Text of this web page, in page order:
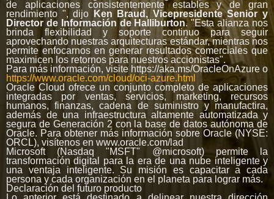
de aplicaciones consistentemente estables y de gran
rendimiento ", dijo
Ken Braud, Vicepresidente Senior y
Director de Información de Halliburton. "Esta alianza nos
brinda flexibilidad y soporte continuo para seguir
aprovechando nuestras arquitecturas estándar, mientras nos
permite enfocarnos en generar resultados comerciales que
maximicen los retornos para nuestros accionistas".
Para más información, visite https://aka.ms/OracleOnAzure o
https://www.oracle.com/cloud/oci-azure.html
Oracle Cloud ofrece un conjunto completo de aplicaciones
integradas por ventas, servicios, marketing, recursos
humanos, finanzas, cadena de suministro y manufactira,
además de una infraestructura altamente automatizada y
segura de Generación 2 con la base de datos autónoma de
Oracle. Para obtener más información sobre Oracle (NYSE:
ORCL), visítenos en www.oracle.com/lad
Microsoft (Nasdaq "MSFT" @microsoft) permite la
transformación digital para la era de una nube inteligente y
una ventaja inteligente. Su misión es capacitar a cada
persona y cada organización en el planeta para lograr más.
Declaración del futuro producto